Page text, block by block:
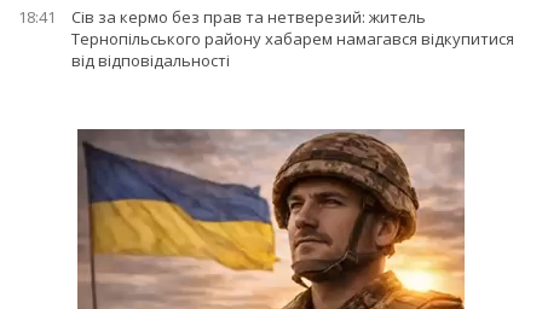
18:41
Сів за кермо без прав та нетверезий: житель
Тернопільського району хабарем намагався відкупитися
від відповідальності